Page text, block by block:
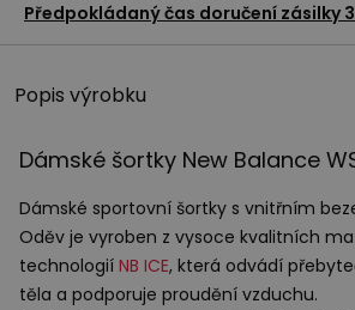
Předpokládaný čas doručení zásilky
Popis výrobku
Dámské šortky New Balance
Dámské sportovní šortky s vnitřním
Oděv je vyroben z vysoce kvalitních
technologií NB ICE, která odvádí
těla a podporuje proudění vzduchu.